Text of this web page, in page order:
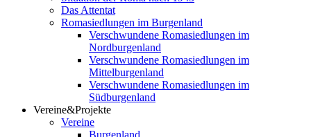
Das Attentat
Romasiedlungen im Burgenland
Verschwundene Romasiedlungen im
Nordburgenland
Verschwundene Romasiedlungen im
Mittelburgenland
Verschwundene Romasiedlungen im
Südburgenland
Vereine&Projekte
Vereine
Burgenland